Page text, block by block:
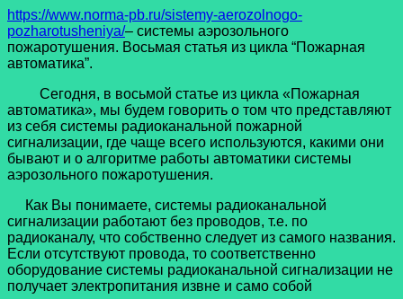
https://www.norma-pb.ru/sistemy-aerozolnogo-
pozharotusheniya/– системы аэрозольного
пожаротушения. Восьмая статья из цикла “Пожарная
автоматика”.
Сегодня, в восьмой статье из цикла «Пожарная
автоматика», мы будем говорить о том что представляют
из себя системы радиоканальной пожарной
сигнализации, где чаще всего используются, какими они
бывают и о алгоритме работы автоматики системы
аэрозольного пожаротушения.
Как Вы понимаете, системы радиоканальной
сигнализации работают без проводов, т.е. по
радиоканалу, что собственно следует из самого названия.
Если отсутствуют провода, то соответственно
оборудование системы радиоканальной сигнализации не
получает электропитания извне и само собой